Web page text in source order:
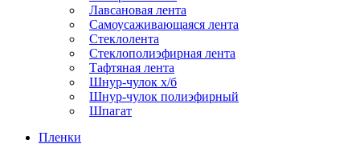
Лавсановая лента
Самоусаживающаяся лента
Стеклолента
Стеклополиэфирная лента
Тафтяная лента
Шнур-чулок х/б
Шнур-чулок полиэфирный
Шпагат
Пленки